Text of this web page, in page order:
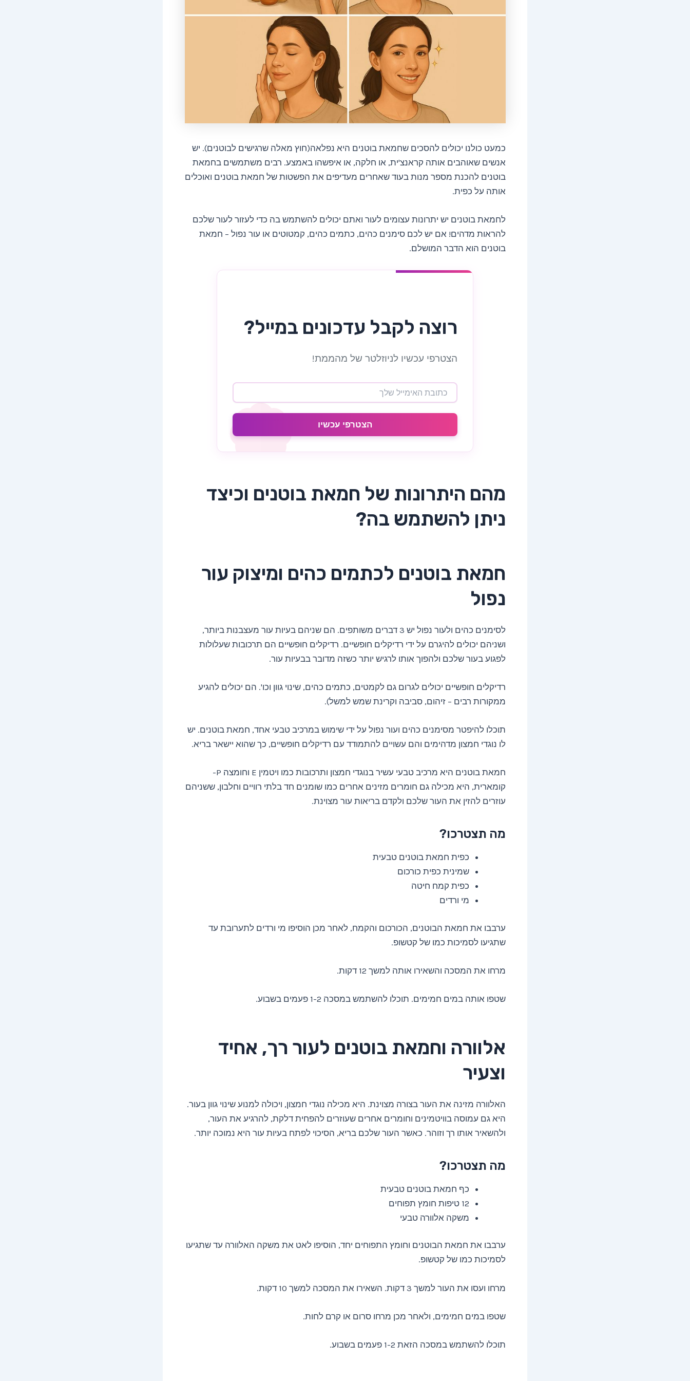
כמעט כולנו יכולים להסכים שחמאת בוטנים היא נפלאה(חוץ מאלה שרגישים לבוטנים). יש
אנשים שאוהבים אותה קראנצ'ית, או חלקה, או איפשהו באמצע. רבים משתמשים בחמאת
בוטנים להכנת מספר מנות בעוד שאחרים מעדיפים את הפשטות של חמאת בוטנים ואוכלים
אותה על כפית.
לחמאת בוטנים יש יתרונות עצומים לעור ואתם יכולים להשתמש בה כדי לעזור לעור שלכם
להראות מדהים! אם יש לכם סימנים כהים, כתמים כהים, קמטוטים או עור נפול – חמאת
בוטנים הוא הדבר המושלם.
רוצה לקבל עדכונים במייל?
הצטרפי עכשיו לניוזלטר של מהממת!
הצטרפי עכשיו
מהם היתרונות של חמאת בוטנים וכיצד
ניתן להשתמש בה?
חמאת בוטנים לכתמים כהים ומיצוק עור
נפול
לסימנים כהים ולעור נפול יש 3 דברים משותפים. הם שניהם בעיות עור מעצבנות ביותר,
ושניהם יכולים להיגרם על ידי רדיקלים חופשיים. רדיקלים חופשיים הם תרכובות שעלולות
לפגוע בעור שלכם ולהפוך אותו לרגיש יותר כשזה מדובר בבעיות עור.
רדיקלים חופשיים יכולים לגרום גם לקמטים, כתמים כהים, שינוי גוון וכו'. הם יכולים להגיע
ממקורות רבים – זיהום, סביבה וקרינת שמש למשל).
תוכלו להיפטר מסימנים כהים ועור נפול על ידי שימוש במרכיב טבעי אחד, חמאת בוטנים. יש
לו נוגדי חמצון מדהימים והם עשויים להתמודד עם רדיקלים חופשיים, כך שהוא יישאר בריא.
חמאת בוטנים היא מרכיב טבעי עשיר בנוגדי חמצון ותרכובות כמו ויטמין E וחומצה P-
קומארית, היא מכילה גם חומרים מזינים אחרים כמו שומנים חד בלתי רוויים וחלבון, ששניהם
עוזרים להזין את העור שלכם ולקדם בריאות עור מצוינת.
מה תצטרכו?
כפית חמאת בוטנים טבעית
שמינית כפית כורכום
כפית קמח חיטה
מי ורדים
ערבבו את חמאת הבוטנים, הכורכום והקמח, לאחר מכן הוסיפו מי ורדים לתערובת עד
שתגיעו לסמיכות כמו של קטשופ.
מרחו את המסכה והשאירו אותה למשך 12 דקות.
שטפו אותה במים חמימים. תוכלו להשתמש במסכה 1-2 פעמים בשבוע.
אלוורה וחמאת בוטנים לעור רך, אחיד
וצעיר
האלוורה מזינה את העור בצורה מצוינת. היא מכילה נוגדי חמצון, ויכולה למנוע שינוי גוון בעור.
היא גם עמוסה בוויטמינים וחומרים אחרים שעוזרים להפחית דלקת, להרגיע את העור,
ולהשאיר אותו רך וזוהר. כאשר העור שלכם בריא, הסיכוי לפתח בעיות עור היא נמוכה יותר.
מה תצטרכו?
כף חמאת בוטנים טבעית
12 טיפות חומץ תפוחים
משקה אלוורה טבעי
ערבבו את חמאת הבוטנים וחומץ התפוחים יחד, הוסיפו לאט את משקה האלוורה עד שתגיעו
לסמיכות כמו של קטשופ.
מרחו ועסו את העור למשך 3 דקות. השאירו את המסכה למשך 10 דקות.
שטפו במים חמימים, ולאחר מכן מרחו סרום או קרם לחות.
תוכלו להשתמש במסכה הזאת 1-2 פעמים בשבוע.